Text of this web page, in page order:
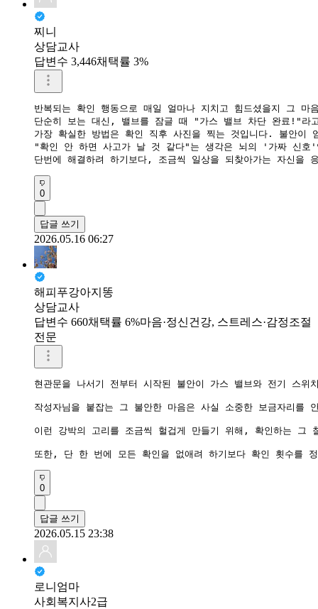
찌니
상담교사
답변수 3,446채택률 3%
반복되는 확인 행동으로 매일 얼마나 지치고 힘드셨을지 그
단순히 보는 대신, 밸브를 잠글 때 "가스 밸브 차단 완료!"라
가장 확실한 방법은 확인 직후 사진을 찍는 것입니다. 불안이
​"확인 안 하면 사고가 날 것 같다"는 생각은 뇌의 '가짜 신호'
단번에 해결하려 하기보다, 조금씩 일상을 되찾아가는 자신을
0
답글 쓰기
2026.05.16 06:27
해피푸강아지똥
상담교사
답변수 660채택률 6%마음·정신건강, 스트레스·감정조절
전문
현관문을 나서기 전부터 시작된 불안이 가스 밸브와 전기 스
작성자님을 붙잡는 그 불안한 마음은 사실 소중한 보금자리
이런 강박의 고리를 조금씩 헐겁게 만들기 위해, 확인하는 그
0
답글 쓰기
2026.05.15 23:38
로니엄마
사회복지사2급